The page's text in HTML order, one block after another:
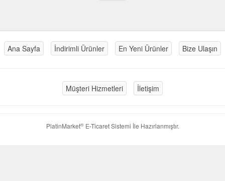
Ana Sayfa İndirimli Ürünler En Yeni Ürünler Bize Ulaşın
Müşteri Hizmetleri İletişim
PlatinMarket®E-Ticaret Sistemi İle Hazırlanmıştır.